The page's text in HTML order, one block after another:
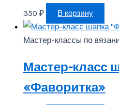
350 ₽ В корзину
Мастер-классы по
Мастер-класс
«Фаворитка»